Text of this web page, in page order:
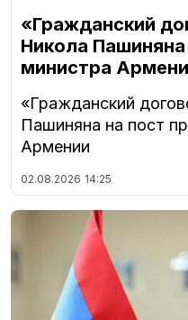
«Гражданский
Никола
министра
«Гражданский
Пашиняна на пост
Армении
02.08.2026 14:25